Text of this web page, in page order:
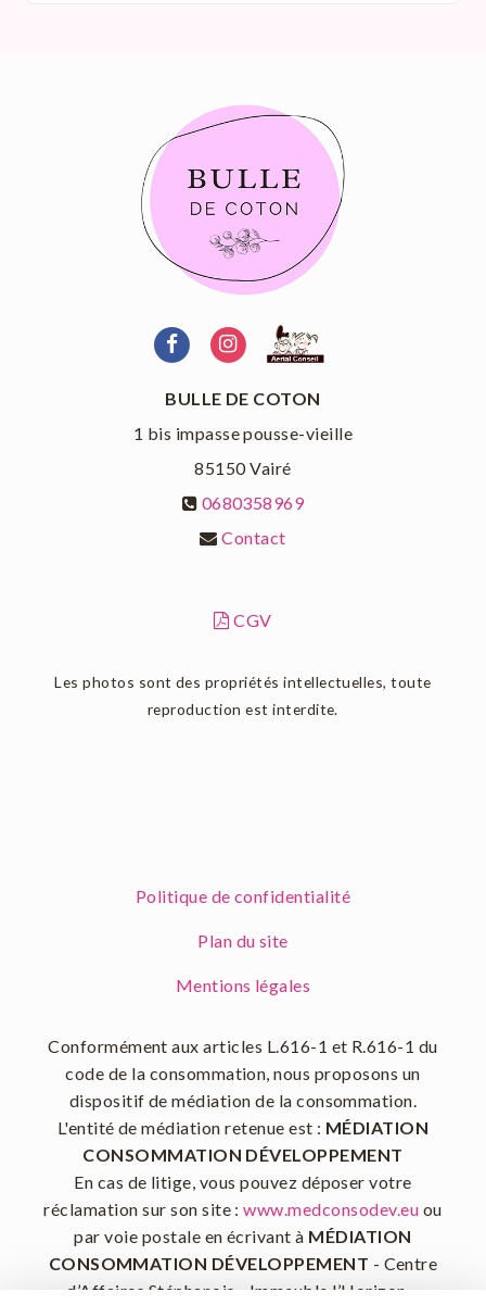
BULLE DE COTON
1 bis impasse pousse-vieille
85150Vairé
0680358969
Contact
CGV
Les photos sont des propriétés intellectuelles, toute
reproduction est interdite.
Politique de confidentialité
Plan du site
Mentions légales
Conformément aux articles L.616-1 et R.616-1 du
code de la consommation, nous proposons un
dispositif de médiation de la consommation.
L'entité de médiation retenue est : MÉDIATION
CONSOMMATION DÉVELOPPEMENT
En cas de litige, vous pouvez déposer votre
réclamation sur son site :www.medconsodev.eu ou
par voie postale en écrivant à MÉDIATION
CONSOMMATION DÉVELOPPEMENT - Centre
d’Affaires Stéphanois - Immeuble l’Horizon –